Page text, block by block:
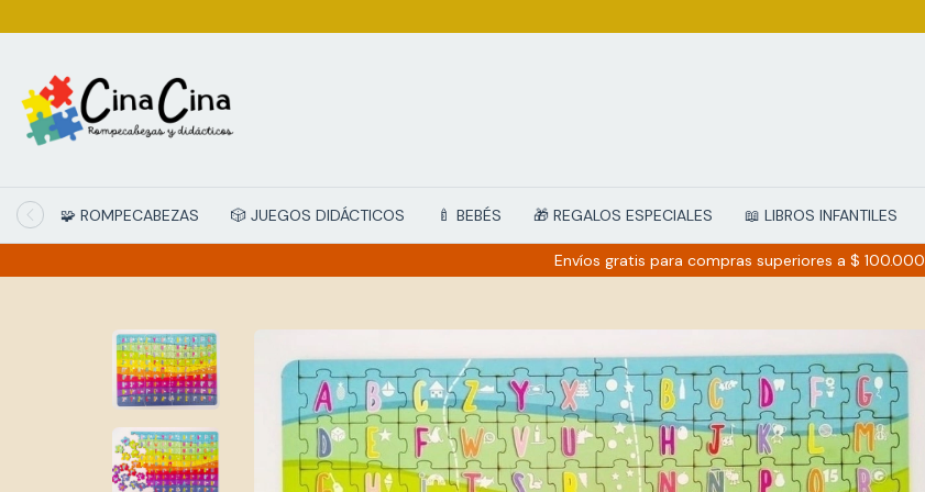
Envíos gratis para compras superiores a $ 100.000
🧩 ROMPECABEZAS 🎲 JUEGOS DIDÁCTICOS 🍼 BEBÉS 🎁 REGALOS ESPECIALES 📖 LIBROS INFANTILES